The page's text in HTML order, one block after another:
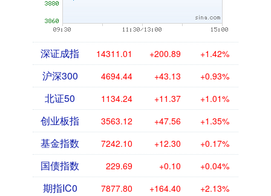
深证成指 14311.01 +200.89 +1.42%
沪深300 4694.44 +43.13 +0.93%
北证50 1134.24 +11.37 +1.01%
创业板指 3563.12 +47.56 +1.35%
基金指数 7242.10 +12.30 +0.17%
国债指数 229.69 +0.10 +0.04%
期指IC0 7877.80 +164.40 +2.13%